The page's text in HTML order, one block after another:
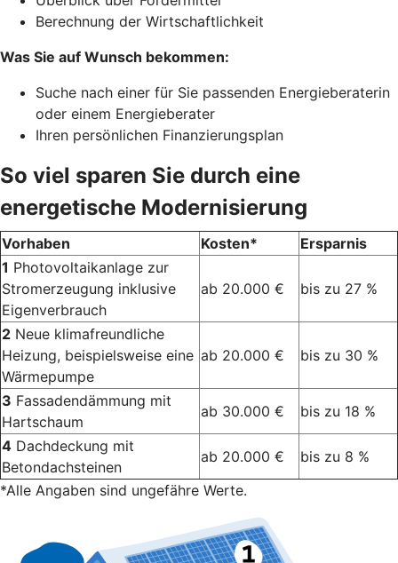
Berechnung der Wirtschaftlichkeit
Was Sie auf Wunsch bekommen:
Suche nach einer für Sie passenden Energieberaterin
oder einem Energieberater
Ihren persönlichen Finanzierungsplan
So viel sparen Sie durch eine
energetische Modernisierung
Vorhaben Kosten*
Ersparnis
1 Photovoltaikanlage zur
Stromerzeugung inklusive
Eigenverbrauch
ab 20.000 € bis zu 27 %
2 Neue klimafreundliche
Heizung, beispielsweise eine
Wärmepumpe
ab 20.000 € bis zu 30 %
3 Fassadendämmung mit
Hartschaum
ab 30.000 €
bis zu 18 %
4 Dachdeckung mit
Betondachsteinen
ab 20.000 €
bis zu 8 %
*Alle Angaben sind ungefähre Werte.